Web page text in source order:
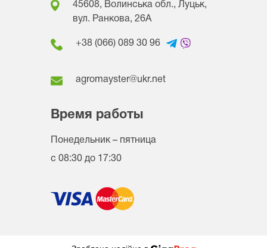
45608, Волинська обл., Луцьк,
вул. Ранкова, 26A
+38 (066) 089 30 96
agromayster@ukr.net
Время работы
Понедельник – пятница
с 08:30 до 17:30